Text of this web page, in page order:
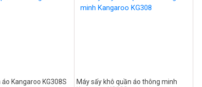
Kangaroo KG308S
Máy sấy khô quần áo thông minh